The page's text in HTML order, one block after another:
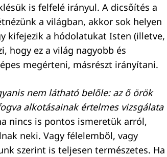
is felfelé irányul. A dicsőítés a
a világban, akkor sok helyen
kifejezik a hódolatukat Isten (illetve,
hogy ez a világ nagyobb és
megérteni, másrészt irányítani.
nem látható belőle: az ő örök
alkotásainak értelmes vizsgálata
nincs is pontos ismeretük arról,
neki. Vagy félelemből, vagy
szerint is teljesen természetes. Ha